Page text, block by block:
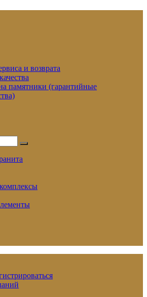
и возврата
памятники (гарантийные